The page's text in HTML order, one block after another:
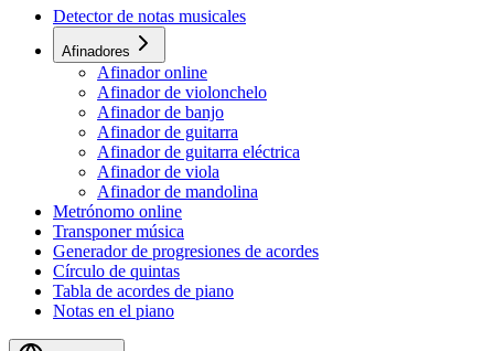
Detector de notas musicales
Afinadores
Afinador online
Afinador de violonchelo
Afinador de banjo
Afinador de guitarra
Afinador de guitarra eléctrica
Afinador de viola
Afinador de mandolina
Metrónomo online
Transponer música
Generador de progresiones de acordes
Círculo de quintas
Tabla de acordes de piano
Notas en el piano